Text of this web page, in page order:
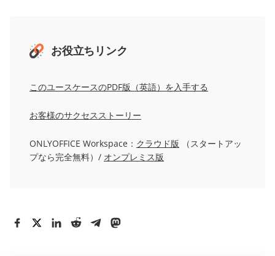
お役立ちリンク
このユースケースのPDF版（英語）を入手する
お客様のサクセスストーリー
ONLYOFFICE Workspace： クラウド版 （スタートアッ
プなら完全無料）/ オンプレミス版